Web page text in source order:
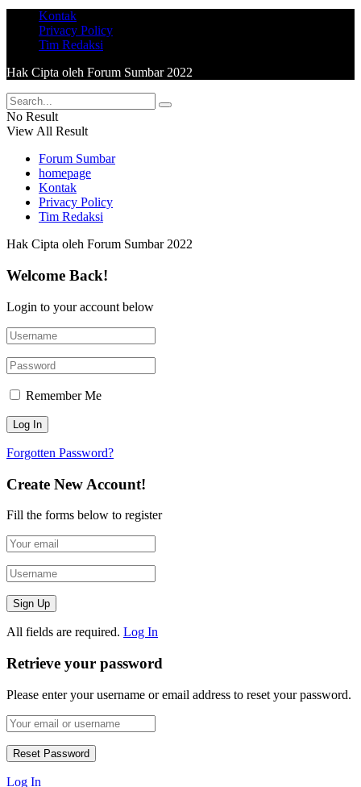
Kontak
Privacy Policy
Tim Redaksi
Hak Cipta oleh Forum Sumbar 2022
No Result
View All Result
Forum Sumbar
homepage
Kontak
Privacy Policy
Tim Redaksi
Hak Cipta oleh Forum Sumbar 2022
Welcome Back!
Login to your account below
Remember Me
Forgotten Password?
Create New Account!
Fill the forms below to register
All fields are required. Log In
Retrieve your password
Please enter your username or email address to reset your password.
Log In